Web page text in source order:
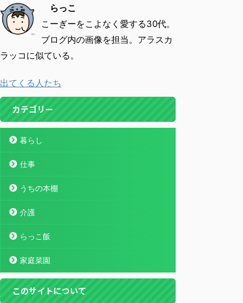
らっこ
こーぎーをこよなく愛する30代。
ブログ内の画像を担当。アラスカ
ラッコに似ている。
出てくる人たち
カテゴリー
暮らし
仕事
うちの本棚
介護
らっこ飯
家庭菜園
このサイトについて